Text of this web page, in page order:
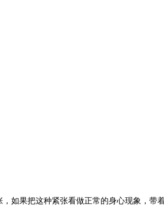
如果把这种紧张看做正常的身心现象，带